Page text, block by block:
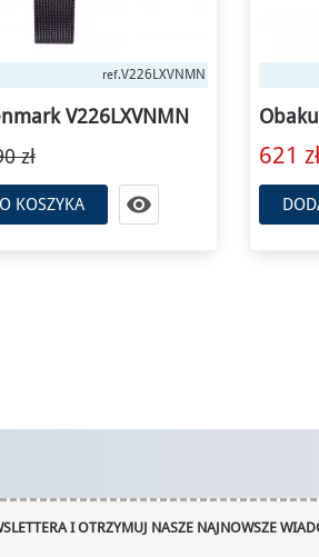
ref.V206LRVJMJ
V206LRVJMJ
zł
KOSZYKA 
462 zł
I OTRZYMUJ NASZE NAJNOWSZE